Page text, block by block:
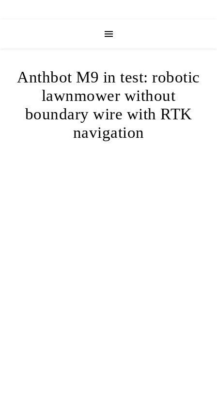
Anthbot M9 in test: robotic
lawnmower without
boundary wire with RTK
navigation